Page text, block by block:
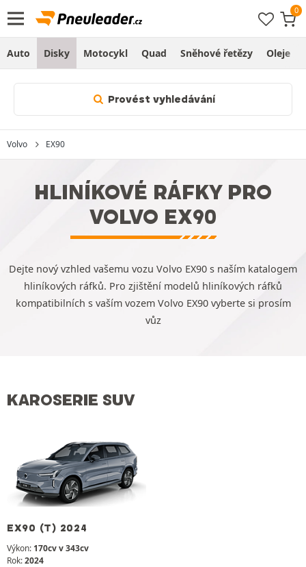
Auto Disky Motocykl Quad Sněhové řetězy Oleje
Provést vyhledávání
Volvo EX90
HLINÍKOVÉ RÁFKY PRO
VOLVO EX90
Dejte nový vzhled vašemu vozu Volvo EX90 s naším katalogem
hliníkových ráfků. Pro zjištění modelů hliníkových ráfků
kompatibilních s vaším vozem Volvo EX90 vyberte si prosím
vůz
KAROSERIE SUV
EX90 (T) 2024
Výkon: 170cv v 343cv
Rok:2024